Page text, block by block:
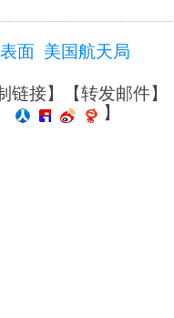
面 美国航天局
链接】【转发邮件】
】